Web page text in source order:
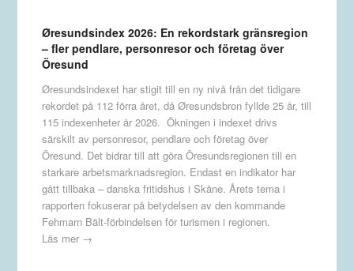
Øresundsindex 2026: En rekordstark gränsregion
– fler pendlare, personresor och företag över
Öresund
Øresundsindexet har stigit till en ny nivå från det tidigare
rekordet på 112 förra året, då Øresundsbron fyllde 25 år, till
115 indexenheter år 2026. Ökningen i indexet drivs
särskilt av personresor, pendlare och företag över
Öresund. Det bidrar till att göra Öresundsregionen till en
starkare arbetsmarknadsregion. Endast en indikator har
gått tillbaka – danska fritidshus i Skåne. Årets tema i
rapporten fokuserar på betydelsen av den kommande
Fehmarn Bält-förbindelsen för turismen i regionen.
Läs mer →